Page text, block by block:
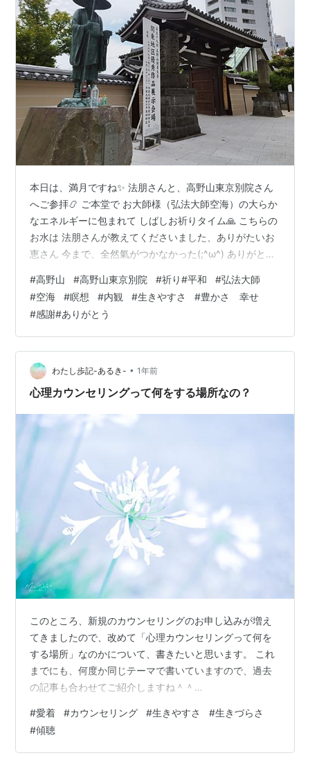
本日は、満月ですね✨ 法朋さんと、高野山東京別院さん
へご参拝📿 ご本堂で お大師様（弘法大師空海）の大らか
なエネルギーに包まれて しばしお祈りタイム🙏 こちらの
お水は 法朋さんが教えてくださいました、ありがたいお
恵さん 今まで、全然氣がつかなかった(;^ω^) ありがとう
な✨ 爽やかな風が吹き抜けました。 お祈り、色んなお
話、 平和なお時間を、本当にありがとうございました(^
人^) ～～～ 昨日の、仏道・瞑想の師 天宮先生開催、8月
８日「瞑想会」 ameblo.jp 午後途中から参加させていた
だきました。 とても濃密なお時間でした。 自分に…
#高野山 #高野山東京別院 #祈り#平和 #弘法大師
#空海 #瞑想 #内観 #生きやすさ #豊かさ 幸せ
#感謝#ありがとう
わたし歩記-あるき- • 1年前
心理カウンセリングって何をする場所なの？
このところ、新規のカウンセリングのお申し込みが増え
てきましたので、改めて「心理カウンセリングって何を
する場所」なのかについて、書きたいと思います。 これ
までにも、何度か同じテーマで書いていますので、過去
の記事も合わせてご紹介しますね＾＾
hanahiroinoniwa.hatenablog.com
hanahiroinoniwa.hatenablog.com
hanahiroinoniwa.hatenablog.com どの記事でも、まった
#愛着 #カウンセリング #生きやすさ #生きづらさ
#傾聴